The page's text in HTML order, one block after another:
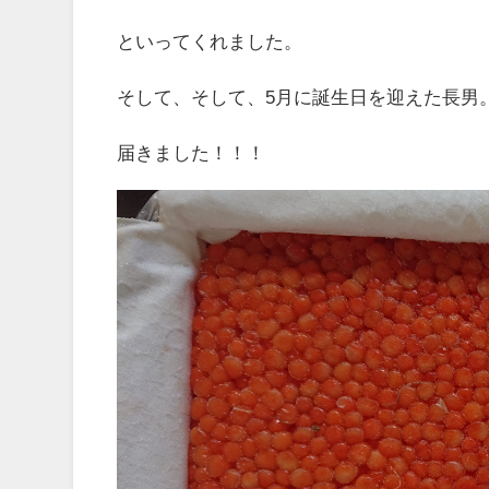
といってくれました。
そして、そして、5月に誕生日を迎えた長男
届きました！！！